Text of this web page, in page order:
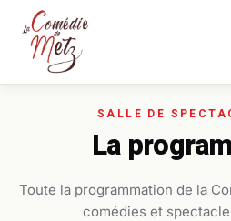
Passer au contenu principal
La
Toute la programmation de la
comédies et